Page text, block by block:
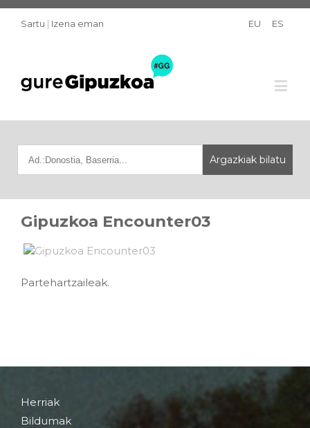
Sartu | Izena eman EU ES
Gipuzkoa Encounter03
Partehartzaileak.
Herriak
Bildumak